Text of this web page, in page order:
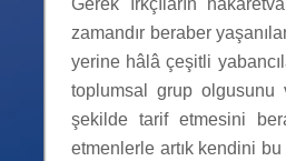
Gerek ırkçıların
zamandır beraber
yerine hâlâ çeşitli
toplumsal grup olgusunu
şekilde tarif etmesini
etmenlerle artık kendini